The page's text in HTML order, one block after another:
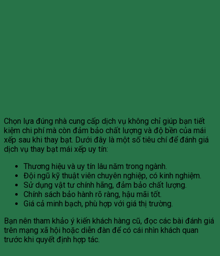
Chọn lựa đúng nhà cung cấp dịch vụ không chỉ giúp bạn tiết
kiệm chi phí mà còn đảm bảo chất lượng và độ bền của mái
xếp sau khi thay bạt. Dưới đây là một số tiêu chí để đánh giá
dịch vụ thay bạt mái xếp uy tín:
Thương hiệu và uy tín lâu năm trong ngành.
Đội ngũ kỹ thuật viên chuyên nghiệp, có kinh nghiệm.
Sử dụng vật tư chính hãng, đảm bảo chất lượng.
Chính sách bảo hành rõ ràng, hậu mãi tốt.
Giá cả minh bạch, phù hợp với giá thị trường.
Bạn nên tham khảo ý kiến khách hàng cũ, đọc các bài đánh giá
trên mạng xã hội hoặc diễn đàn để có cái nhìn khách quan
trước khi quyết định hợp tác.